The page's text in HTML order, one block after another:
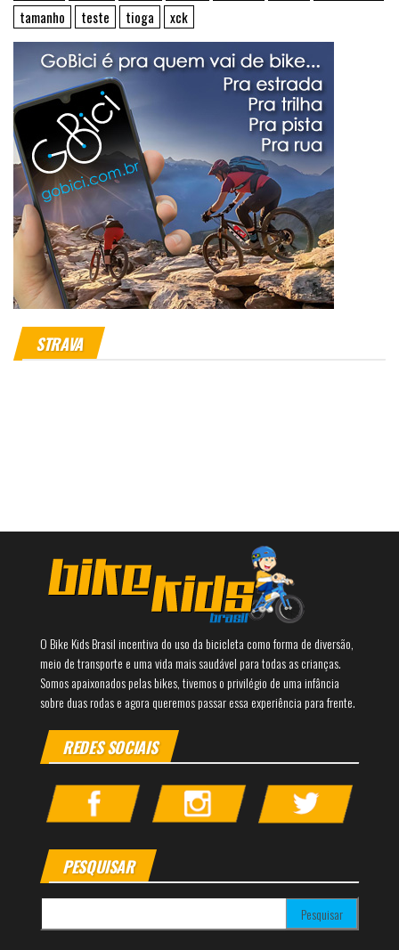
tamanho
teste tioga xck
STRAVA
O Bike Kids Brasil incentiva do uso da bicicleta como forma de diversão,
meio de transporte e uma vida mais saudável para todas as crianças.
Somos apaixonados pelas bikes, tivemos o privilégio de uma infância
sobre duas rodas e agora queremos passar essa experiência para frente.
REDES SOCIAIS
PESQUISAR